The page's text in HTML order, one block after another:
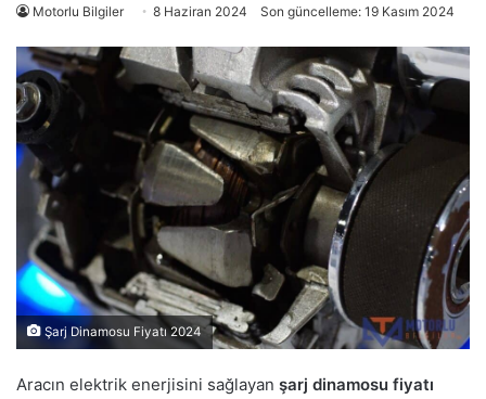
Motorlu Bilgiler 8 Haziran 2024 Son güncelleme: 19 Kasım 2024
Şarj Dinamosu Fiyatı 2024
Aracın elektrik enerjisini sağlayan şarj dinamosu fiyatı